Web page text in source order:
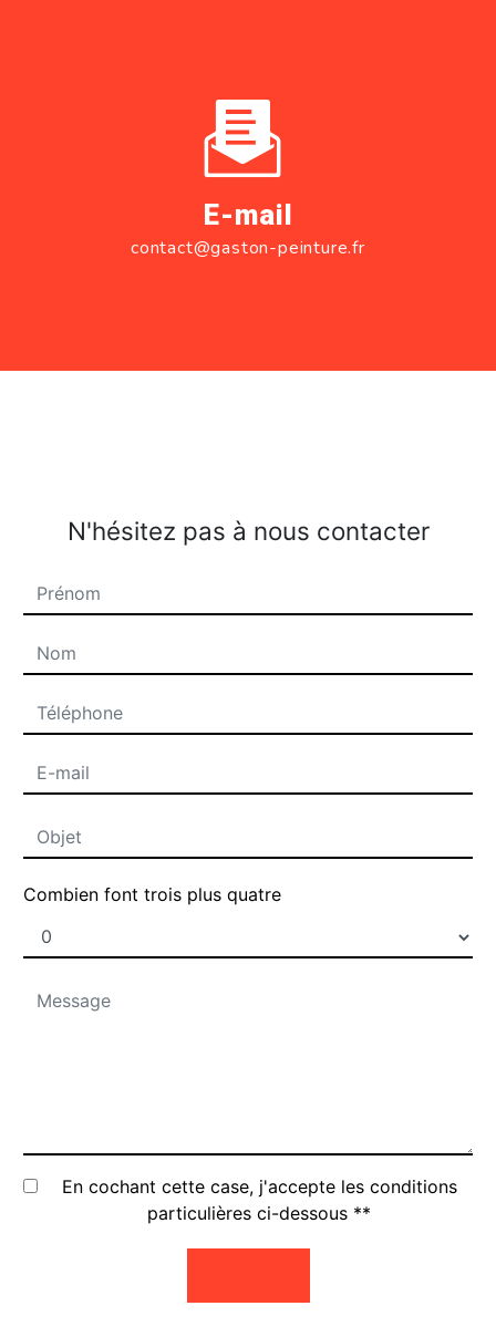
E-mail
contact@gaston-peinture.fr
N'hésitez pas à nous contacter
Combien font trois plus quatre
En cochant cette case, j'accepte les conditions
particulières ci-dessous **